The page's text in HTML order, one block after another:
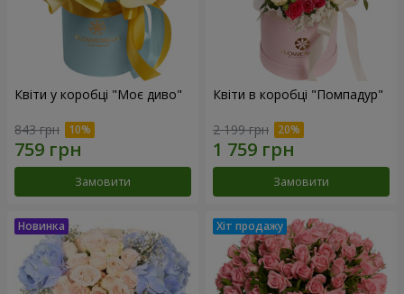
Квіти у коробці "Моє диво"
843 грн
Замовити
Квіти в коробці "Помпадур"
2 199 грн
Замовити